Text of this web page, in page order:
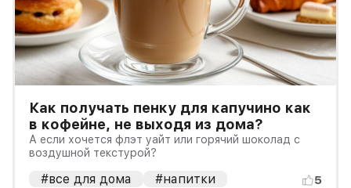
Как получать пенку для капучино как
в кофейне, не выходя из дома?
А если хочется флэт уайт или горячий шоколад с
воздушной текстурой?
#все для дома #напитки 5